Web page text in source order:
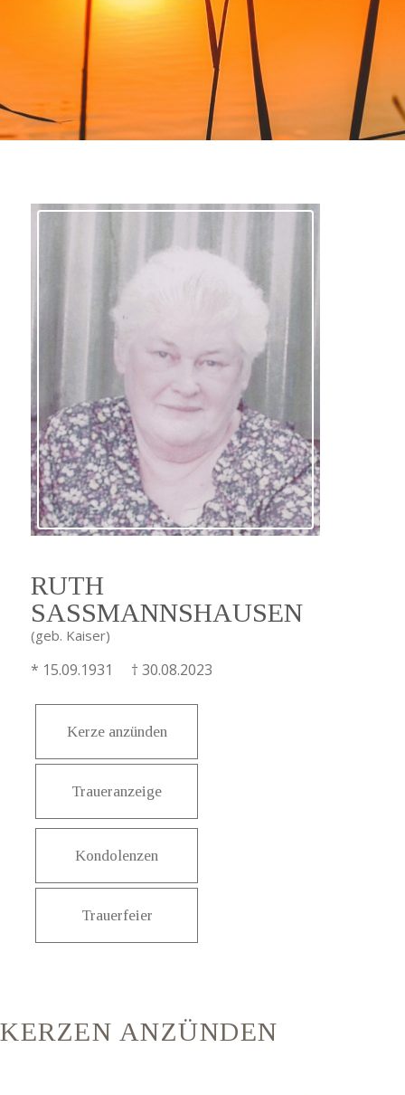
RUTH
SASSMANNSHAUSEN
(geb. Kaiser)
* 15.09.1931 † 30.08.2023
Kerze anzünden
Traueranzeige
Kondolenzen
Trauerfeier
KERZEN ANZÜNDEN